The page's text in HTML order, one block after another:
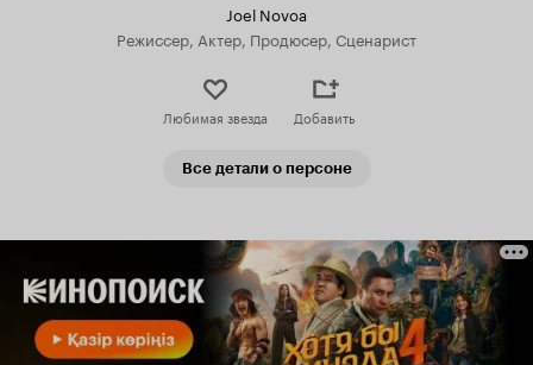
Joel Novoa
Режиссер, Актер, Продюсер, Сценарист
Любимая звезда Добавить
Все детали о персоне